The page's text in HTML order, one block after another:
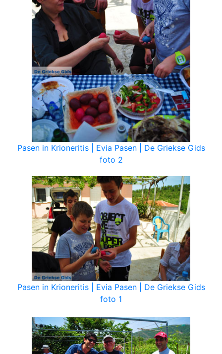
Pasen in Krioneritis | Evia Pasen | De Griekse Gids
foto 2
Pasen in Krioneritis | Evia Pasen | De Griekse Gids
foto 1